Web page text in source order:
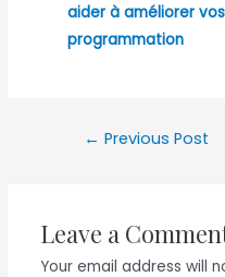
aider à améliorer
programmation
← Previous Post
Leave a
Your email address will